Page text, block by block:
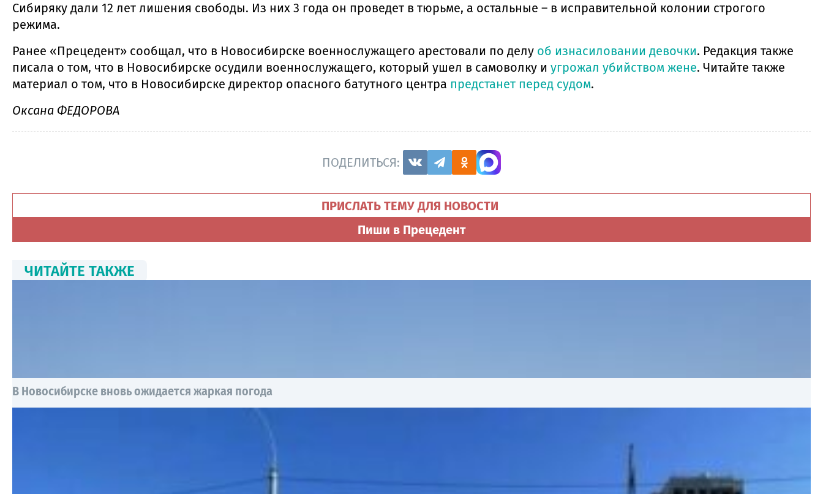
Сибиряку дали 12 лет лишения свободы. Из них 3 года он проведет в тюрьме, а остальные – в исправительной колонии строгого
режима.
Ранее «Прецедент» сообщал, что в Новосибирске военнослужащего арестовали по делу об изнасиловании девочки. Редакция также
писала о том, что в Новосибирске осудили военнослужащего, который ушел в самоволку и угрожал убийством жене. Читайте также
материал о том, что в Новосибирске директор опасного батутного центра предстанет перед судом.
Оксана ФЕДОРОВА
ПОДЕЛИТЬСЯ:
ПРИСЛАТЬ ТЕМУ ДЛЯ НОВОСТИ
Пиши в Прецедент
ЧИТАЙТЕ ТАКЖЕ
В Новосибирске вновь ожидается жаркая погода